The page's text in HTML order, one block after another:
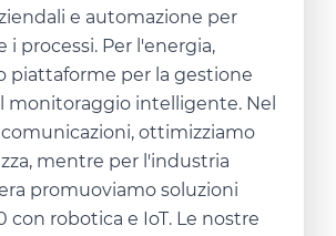
e automazione per
i processi. Per l'energia,
piattaforme per la gestione
monitoraggio intelligente. Nel
ottimizziamo
mentre per l'industria
promuoviamo soluzioni
con robotica e IoT. Le nostre